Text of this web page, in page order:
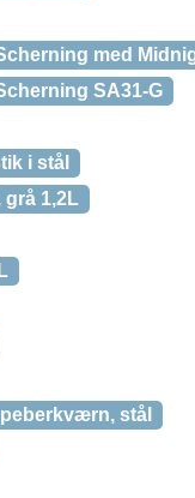
med
SA31-G
i stål
grå 1,2L
stål